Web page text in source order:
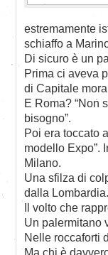
estremamente
schiaffo a
Di sicuro è un
Prima ci aveva
di Capitale
E Roma? “Non
bisogno”.
Poi era toccato
modello Expo”.
Milano.
Una sfilza di
dalla Lombardia.
Il volto che
Un palermitano
Nelle roccaforti
Ma chi è